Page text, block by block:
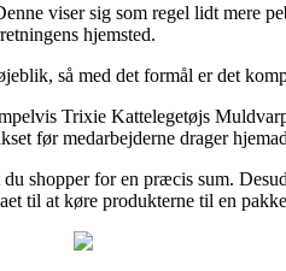
viser sig som regel lidt mere
hjemsted.
så med det formål er det
Trixie Kattelegetøjs
før medarbejderne drager
shopper for en præcis sum.
til at køre produkterne til en